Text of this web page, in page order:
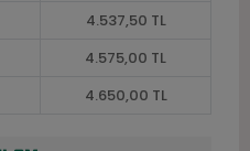
4.537,50 TL
4.575,00 TL
4.650,00 TL